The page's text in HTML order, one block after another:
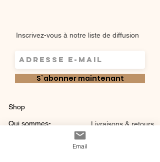
Inscrivez-vous à notre liste de diffusion
S`abonner maintenant
Shop
Qui sommes-
instagram
Livraisons & retours
Email